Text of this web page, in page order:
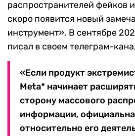
распространителей фейков
скоро появится новый
инструмент». В сентябре
писал в своем телеграм-
«Если продукт
Meta* начинает
сторону массового
информации,
относительно его